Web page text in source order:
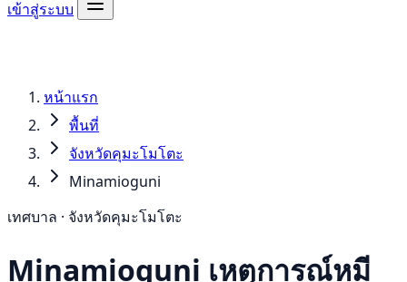
เข้าสู่ระบบ
หน้าแรก
พื้นที่
จังหวัดคุมะโมโตะ
Minamioguni
เทศบาล · จังหวัดคุมะโมโตะ
Minamioguni เหตุการณ์หมี